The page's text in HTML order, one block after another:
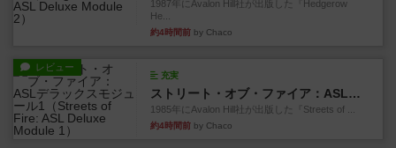
1987年にAvalon Hill社が出版した『Hedgerow
He...
約4時間前 by Chaco
レビュー
充実
ストリート・オブ・ファイア：ASLデラックスモジュール1
1985年にAvalon Hill社が出版した『Streets of ...
約4時間前 by Chaco